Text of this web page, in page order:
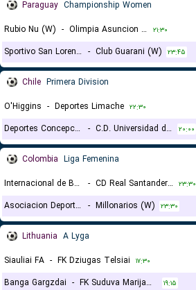
Paraguay Championship Women
Rubio Nu (W) - Olimpia Asuncion (W) ۲۱:۳۰
Sportivo San Lorenzo (W) - Club Guarani (W) ۲۳:۴۵
Chile Primera Division
O'Higgins - Deportes Limache ۲۲:۳۰
Deportes Concepcion
- C.D. Universidad de Concepcion ۲۰:۰۰
Colombia Liga Femenina
Internacional de Bogota (W) - CD Real Santander (W) ۲۳:۳۰
Asociacion Deportivo Cali (W) - Millonarios (W) ۲۳:۳۰
Lithuania A Lyga
Siauliai FA - FK Dziugas Telsiai ۱۷:۳۰
Banga Gargzdai - FK Suduva Marijampole ۱۹:۱۵